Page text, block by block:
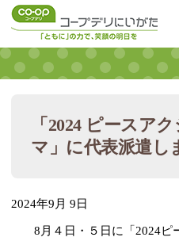
「2024 ピースア
マ」に代表派遣し
2024年9月 9日
8月４日・５日に「2024ピ